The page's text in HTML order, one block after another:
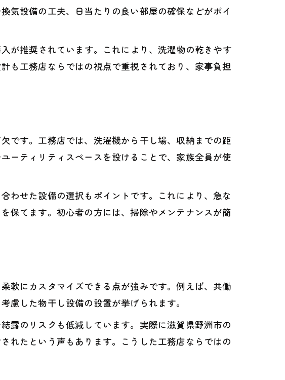
気設備の工夫、日当たりの良い部屋の確保などがポイ
が推奨されています。これにより、洗濯物の乾きやす
も工務店ならではの視点で重視されており、家事負担
です。工務店では、洗濯機から干し場、収納までの距
ーティリティスペースを設けることで、家族全員が使
わせた設備の選択もポイントです。これにより、急な
保てます。初心者の方には、掃除やメンテナンスが簡
軟にカスタマイズできる点が強みです。例えば、共働
慮した物干し設備の設置が挙げられます。
露のリスクも低減しています。実際に滋賀県野洲市の
れたという声もあります。こうした工務店ならではの